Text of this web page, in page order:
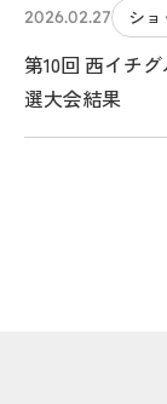
2026.02.27 シ
第10回 西イチ
選大会結果